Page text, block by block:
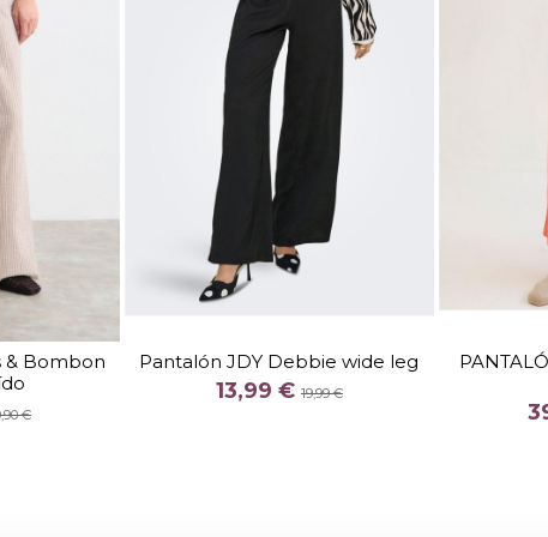
& Bombon
€
Pantalón JDY Debbie wide leg
13,99 € 19,99 €
TALLA
COLOR